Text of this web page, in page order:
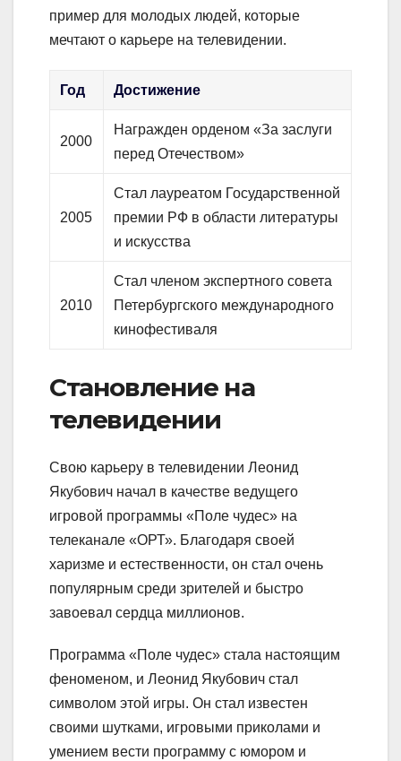
пример для молодых людей, которые
мечтают о карьере на телевидении.
Год Достижение
2000
Награжден орденом «За заслуги
перед Отечеством»
2005
Стал лауреатом Государственной
премии РФ в области литературы
и искусства
2010
Стал членом экспертного совета
Петербургского международного
кинофестиваля
Становление на
телевидении
Свою карьеру в телевидении Леонид
Якубович начал в качестве ведущего
игровой программы «Поле чудес» на
телеканале «ОРТ». Благодаря своей
харизме и естественности, он стал очень
популярным среди зрителей и быстро
завоевал сердца миллионов.
Программа «Поле чудес» стала настоящим
феноменом, и Леонид Якубович стал
символом этой игры. Он стал известен
своими шутками, игровыми приколами и
умением вести программу с юмором и